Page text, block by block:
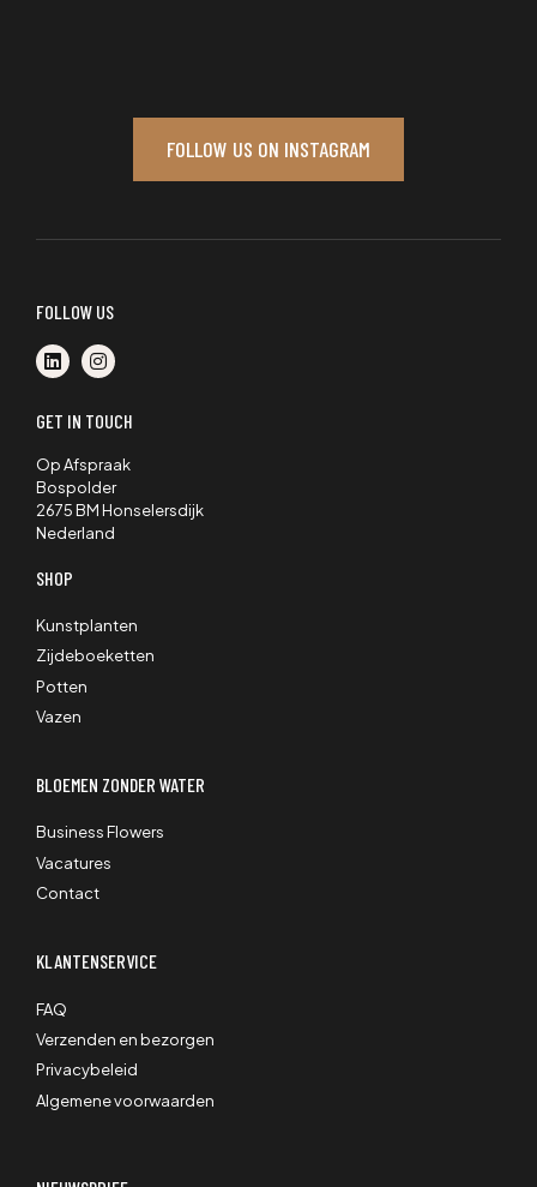
FOLLOW US ON INSTAGRAM
FOLLOW US
GET IN TOUCH
Op Afspraak
Bospolder
2675 BM Honselersdijk
Nederland
SHOP
Kunstplanten
Zijdeboeketten
Potten
Vazen
BLOEMEN ZONDER WATER
Business Flowers
Vacatures
Contact
KLANTENSERVICE
FAQ
Verzenden en bezorgen
Privacybeleid
Algemene voorwaarden